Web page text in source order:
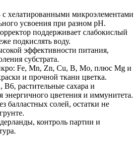
хелатированными микроэлементами
усвоения при разном pH.
поддерживает слабокислый
подкислять воду.
эффективности питания,
субстрата.
Fe, Mn, Zn, Cu, B, Mo, плюс Mg и
и прочной ткани цветка.
растительные сахара и
энергичного цветения и иммунитета.
балластных солей, остатки не
контроль партии и